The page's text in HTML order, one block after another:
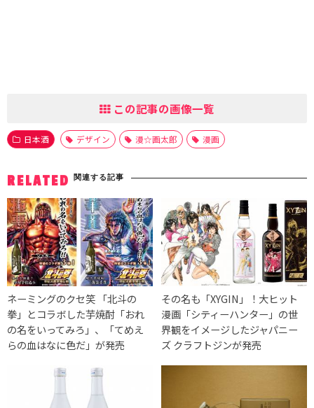
この記事の画像一覧
日本酒 デザイン 漫☆画太郎 漫画
RELATED 関連する記事
ネーミングのクセ笑 「北斗の
拳」とコラボした芋焼酎「おれ
の名をいってみろ」、「てめえ
らの血はなに色だ」が発売
その名も「XYGIN」！大ヒット
漫画「シティーハンター」の世
界観をイメージしたジャパニー
ズ クラフトジンが発売